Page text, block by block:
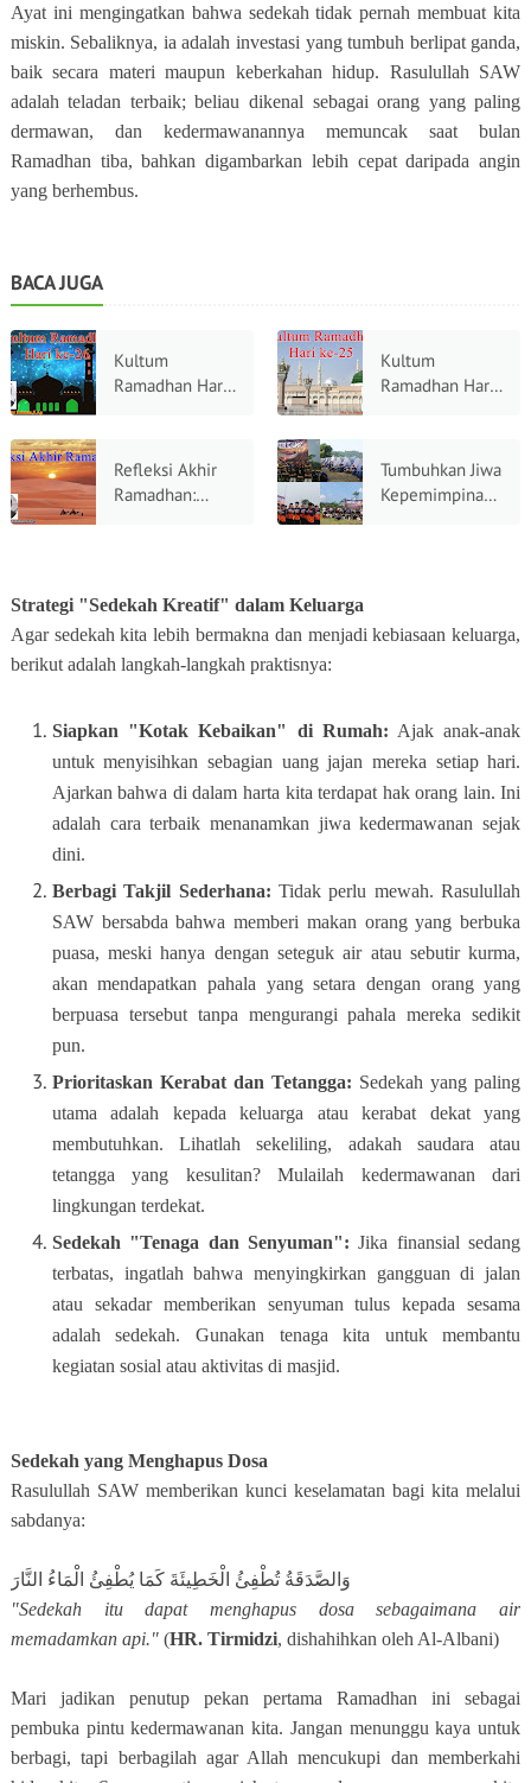
Ayat ini mengingatkan bahwa sedekah tidak pernah membuat kita
miskin. Sebaliknya, ia adalah investasi yang tumbuh berlipat ganda,
baik secara materi maupun keberkahan hidup. Rasulullah SAW
adalah teladan terbaik; beliau dikenal sebagai orang yang paling
dermawan, dan kedermawanannya memuncak saat bulan
Ramadhan tiba, bahkan digambarkan lebih cepat daripada angin
yang berhembus.
BACA JUGA
Kultum
Ramadhan Hari
Pintu Langit di
Sepertiga
Malam Terakhir
Kultum
Ramadhan Hari
Membersihkan
Harta,
Menyucikan
Refleksi Akhir
Ramadhan:
Diri di Sisa
Wangi
Ramadhan
Tumbuhkan Jiwa
Kepemimpinan
Strategi "Sedekah Kreatif" dalam Keluarga
Agar sedekah kita lebih bermakna dan menjadi kebiasaan keluarga,
berikut adalah langkah-langkah praktisnya:
Siapkan "Kotak Kebaikan" di Rumah: Ajak anak-anak
untuk menyisihkan sebagian uang jajan mereka setiap hari.
Ajarkan bahwa di dalam harta kita terdapat hak orang lain. Ini
adalah cara terbaik menanamkan jiwa kedermawanan sejak
dini.
Berbagi Takjil Sederhana: Tidak perlu mewah. Rasulullah
SAW bersabda bahwa memberi makan orang yang berbuka
puasa, meski hanya dengan seteguk air atau sebutir kurma,
akan mendapatkan pahala yang setara dengan orang yang
berpuasa tersebut tanpa mengurangi pahala mereka sedikit
pun.
Prioritaskan Kerabat dan Tetangga: Sedekah yang paling
utama adalah kepada keluarga atau kerabat dekat yang
membutuhkan. Lihatlah sekeliling, adakah saudara atau
tetangga yang kesulitan? Mulailah kedermawanan dari
lingkungan terdekat.
Sedekah "Tenaga dan Senyuman": Jika finansial sedang
terbatas, ingatlah bahwa menyingkirkan gangguan di jalan
atau sekadar memberikan senyuman tulus kepada sesama
adalah sedekah. Gunakan tenaga kita untuk membantu
kegiatan sosial atau aktivitas di masjid.
Sedekah yang Menghapus Dosa
Rasulullah SAW memberikan kunci keselamatan bagi kita melalui
sabdanya:
وَالصَّدَقَةُ تُطْفِئُ الْخَطِيئَةَ كَمَا يُطْفِئُ الْمَاءُ النَّارَ
"Sedekah itu dapat menghapus dosa sebagaimana air
memadamkan api."(HR. Tirmidzi, dishahihkan oleh Al-Albani)
Mari jadikan penutup pekan pertama Ramadhan ini sebagai
pembuka pintu kedermawanan kita. Jangan menunggu kaya untuk
berbagi, tapi berbagilah agar Allah mencukupi dan memberkahi